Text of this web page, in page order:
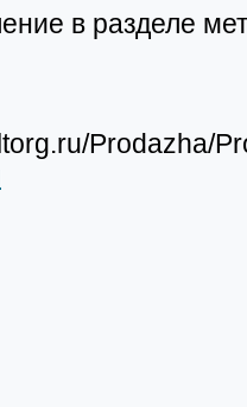
в разделе
Prodazha/